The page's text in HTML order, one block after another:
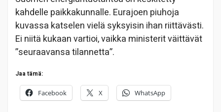
kahdelle paikkakunnalle. Eurajoen piuhoja
kuvassa katselen vielä syksyisin ihan riittävästi.
Ei niitä kukaan vartioi, vaikka ministerit väittävät
”seuraavansa tilannetta”.
Jaa tämä:
Facebook X WhatsApp